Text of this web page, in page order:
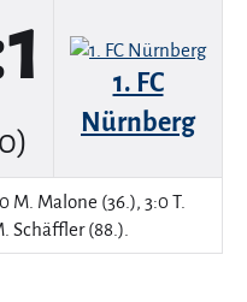
1. FC
Nürnberg
M. Malone (36.), 3:0 T.
Schäffler (88.).